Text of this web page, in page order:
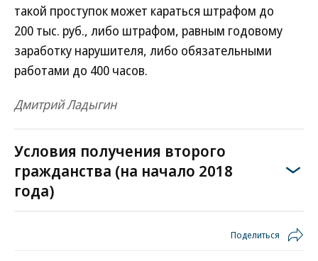
такой проступок может караться штрафом до
200 тыс. руб., либо штрафом, равным годовому
заработку нарушителя, либо обязательными
работами до 400 часов.
Дмитрий Ладыгин
Условия получения второго
гражданства (на начало 2018
года)
Поделиться